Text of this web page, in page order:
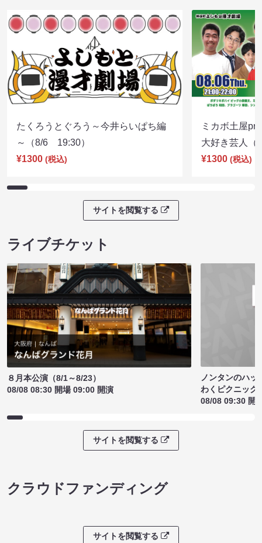
たくろうとぐろう～今井らいぱち編
～（8/6 19:30）
¥1300 (税込)
ミカボ土屋
大好き芸人
¥1300 (税込)
サイトを閲覧する
ライブチケット
８月本公演（8/1～8/23）
08/08 08:30 開場 09:00 開演
ノンタンのハッ
わくピクニック
08/08 09:30 開
サイトを閲覧する
クラウドファンディング
サイトを閲覧する